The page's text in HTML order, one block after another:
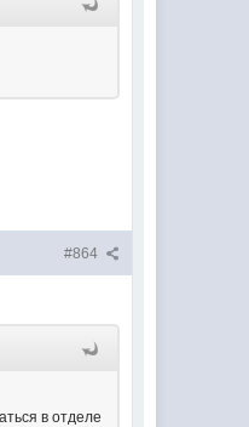
#864
в отделе